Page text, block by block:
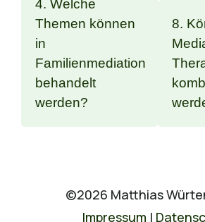
4. Welche
Themen können
in
Familienmediation
behandelt
werden?
8.
©2026 Matthias
Impressum |